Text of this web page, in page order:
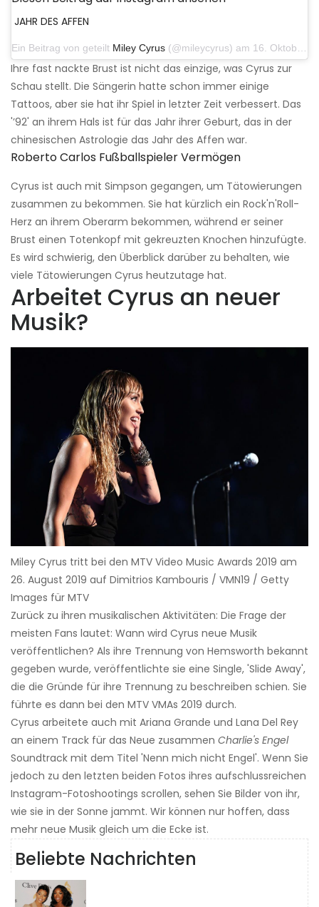
JAHR DES AFFEN
Ein Beitrag von geteilt Miley Cyrus (@mileycyrus) am 16. Oktober 2019 um 19:04 Uhr PDT
Ihre fast nackte Brust ist nicht das einzige, was Cyrus zur
Schau stellt. Die Sängerin hatte schon immer einige
Tattoos, aber sie hat ihr Spiel in letzter Zeit verbessert. Das
'’92' an ihrem Hals ist für das Jahr ihrer Geburt, das in der
chinesischen Astrologie das Jahr des Affen war.
Roberto Carlos Fußballspieler Vermögen
Cyrus ist auch mit Simpson gegangen, um Tätowierungen
zusammen zu bekommen. Sie hat kürzlich ein Rock'n'Roll-
Herz an ihrem Oberarm bekommen, während er seiner
Brust einen Totenkopf mit gekreuzten Knochen hinzufügte.
Es wird schwierig, den Überblick darüber zu behalten, wie
viele Tätowierungen Cyrus heutzutage hat.
Arbeitet Cyrus an neuer
Musik?
Miley Cyrus tritt bei den MTV Video Music Awards 2019 am
26. August 2019 auf Dimitrios Kambouris / VMN19 / Getty
Images für MTV
Zurück zu ihren musikalischen Aktivitäten: Die Frage der
meisten Fans lautet: Wann wird Cyrus neue Musik
veröffentlichen? Als ihre Trennung von Hemsworth bekannt
gegeben wurde, veröffentlichte sie eine Single, 'Slide Away',
die die Gründe für ihre Trennung zu beschreiben schien. Sie
führte es dann bei den MTV VMAs 2019 durch.
Cyrus arbeitete auch mit Ariana Grande und Lana Del Rey
an einem Track für das Neue zusammen Charlie's Engel
Soundtrack mit dem Titel 'Nenn mich nicht Engel'. Wenn Sie
jedoch zu den letzten beiden Fotos ihres aufschlussreichen
Instagram-Fotoshootings scrollen, sehen Sie Bilder von ihr,
wie sie in der Sonne jammt. Wir können nur hoffen, dass
mehr neue Musik gleich um die Ecke ist.
Beliebte Nachrichten